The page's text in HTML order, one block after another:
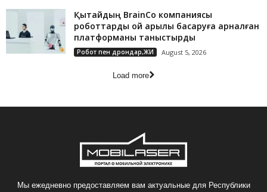
Қытайдың BrainCo компаниясы
роботтарды ой арқылы басқаруға арналған
платформаны таныстырды
Робот пен дрондар,ЖИ August 5, 2026
Load more
Мы ежедневно предоставляем вам актуальные для Республики